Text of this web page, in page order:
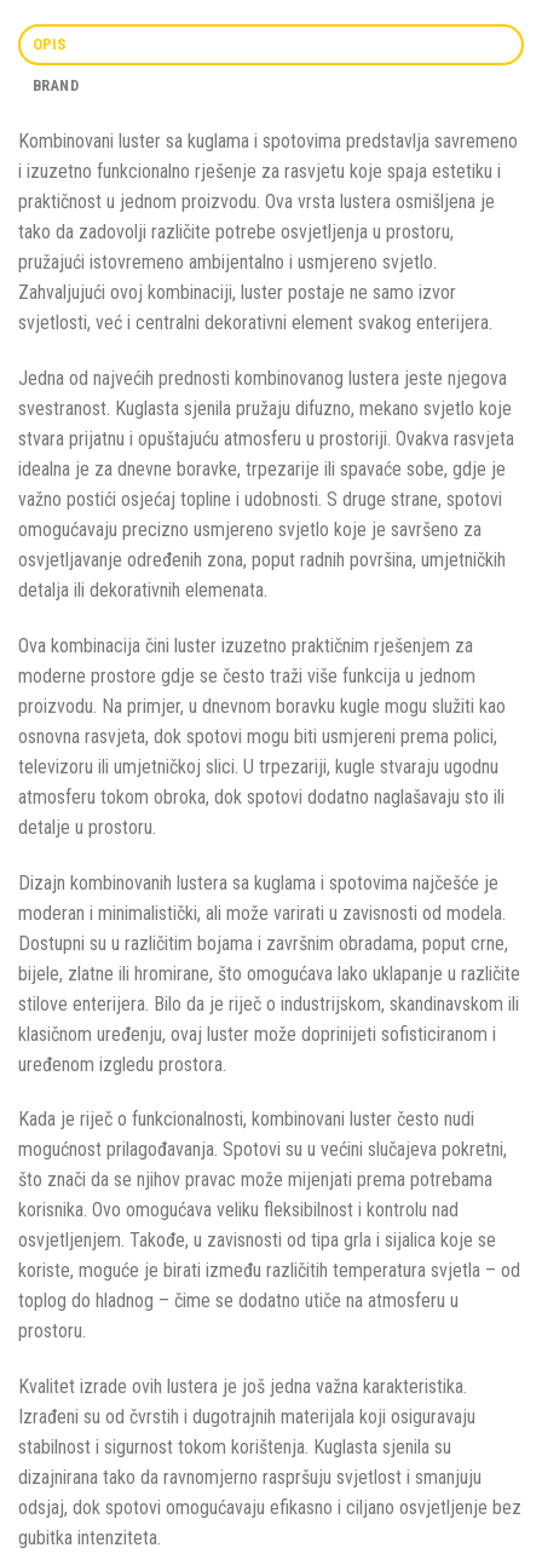
OPIS
BRAND
Kombinovani luster sa kuglama i spotovima predstavlja savremeno
i izuzetno funkcionalno rješenje za rasvjetu koje spaja estetiku i
praktičnost u jednom proizvodu. Ova vrsta lustera osmišljena je
tako da zadovolji različite potrebe osvjetljenja u prostoru,
pružajući istovremeno ambijentalno i usmjereno svjetlo.
Zahvaljujući ovoj kombinaciji, luster postaje ne samo izvor
svjetlosti, već i centralni dekorativni element svakog enterijera.
Jedna od najvećih prednosti kombinovanog lustera jeste njegova
svestranost. Kuglasta sjenila pružaju difuzno, mekano svjetlo koje
stvara prijatnu i opuštajuću atmosferu u prostoriji. Ovakva rasvjeta
idealna je za dnevne boravke, trpezarije ili spavaće sobe, gdje je
važno postići osjećaj topline i udobnosti. S druge strane, spotovi
omogućavaju precizno usmjereno svjetlo koje je savršeno za
osvjetljavanje određenih zona, poput radnih površina, umjetničkih
detalja ili dekorativnih elemenata.
Ova kombinacija čini luster izuzetno praktičnim rješenjem za
moderne prostore gdje se često traži više funkcija u jednom
proizvodu. Na primjer, u dnevnom boravku kugle mogu služiti kao
osnovna rasvjeta, dok spotovi mogu biti usmjereni prema polici,
televizoru ili umjetničkoj slici. U trpezariji, kugle stvaraju ugodnu
atmosferu tokom obroka, dok spotovi dodatno naglašavaju sto ili
detalje u prostoru.
Dizajn kombinovanih lustera sa kuglama i spotovima najčešće je
moderan i minimalistički, ali može varirati u zavisnosti od modela.
Dostupni su u različitim bojama i završnim obradama, poput crne,
bijele, zlatne ili hromirane, što omogućava lako uklapanje u različite
stilove enterijera. Bilo da je riječ o industrijskom, skandinavskom ili
klasičnom uređenju, ovaj luster može doprinijeti sofisticiranom i
uređenom izgledu prostora.
Kada je riječ o funkcionalnosti, kombinovani luster često nudi
mogućnost prilagođavanja. Spotovi su u većini slučajeva pokretni,
što znači da se njihov pravac može mijenjati prema potrebama
korisnika. Ovo omogućava veliku fleksibilnost i kontrolu nad
osvjetljenjem. Takođe, u zavisnosti od tipa grla i sijalica koje se
koriste, moguće je birati između različitih temperatura svjetla – od
toplog do hladnog – čime se dodatno utiče na atmosferu u
prostoru.
Kvalitet izrade ovih lustera je još jedna važna karakteristika.
Izrađeni su od čvrstih i dugotrajnih materijala koji osiguravaju
stabilnost i sigurnost tokom korištenja. Kuglasta sjenila su
dizajnirana tako da ravnomjerno raspršuju svjetlost i smanjuju
odsjaj, dok spotovi omogućavaju efikasno i ciljano osvjetljenje bez
gubitka intenziteta.